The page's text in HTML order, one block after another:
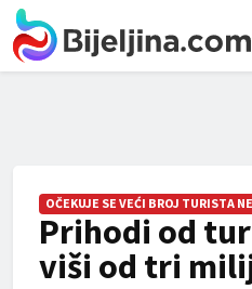
OČEKUJE SE VEĆI BROJ TURISTA
Prihodi od
viši od tri